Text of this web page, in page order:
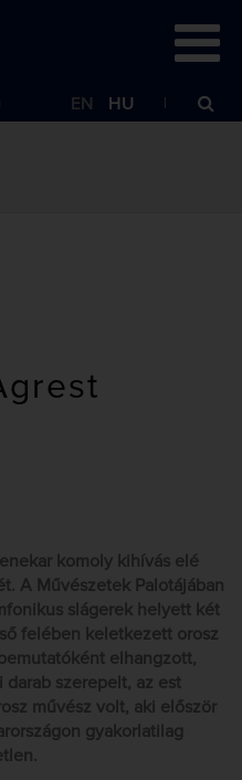
EN HU
komoly kihívás elé
A Művészetek Palotájában
slágerek helyett két
felében keletkezett orosz
elhangzott,
darab szerepelt, az est
művész volt, aki először
gyakorlatilag